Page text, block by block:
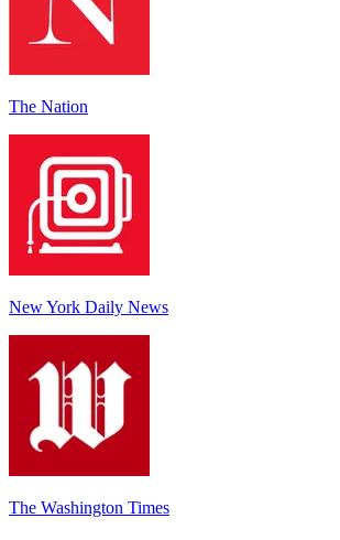
The Nation
New York Daily News
The Washington Times